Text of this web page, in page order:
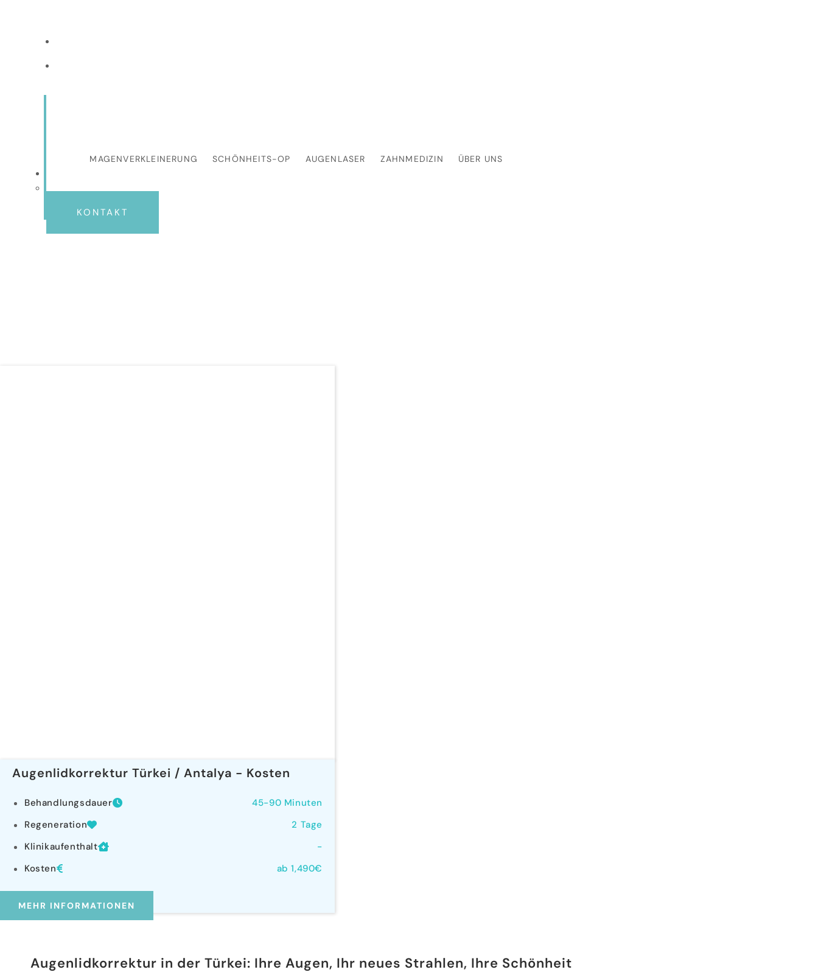
MAGENVERKLEINERUNG SCHÖNHEITS-OP AUGENLASER ZAHNMEDIZIN ÜBER UNS
KONTAKT
Augenlidkorrektur Türkei / Antalya - Kosten
Behandlungsdauer
45-90 Minuten
Regeneration
2 Tage
Klinikaufenthalt
-
Kosten
ab 1,490€
MEHR INFORMATIONEN
Augenlidkorrektur in der Türkei: Ihre Augen, Ihr neues Strahlen, Ihre Schönheit